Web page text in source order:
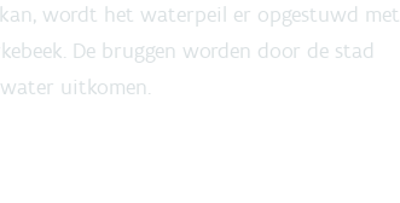
wordt het waterpeil er opgestuwd met
De bruggen worden door de stad
uitkomen.